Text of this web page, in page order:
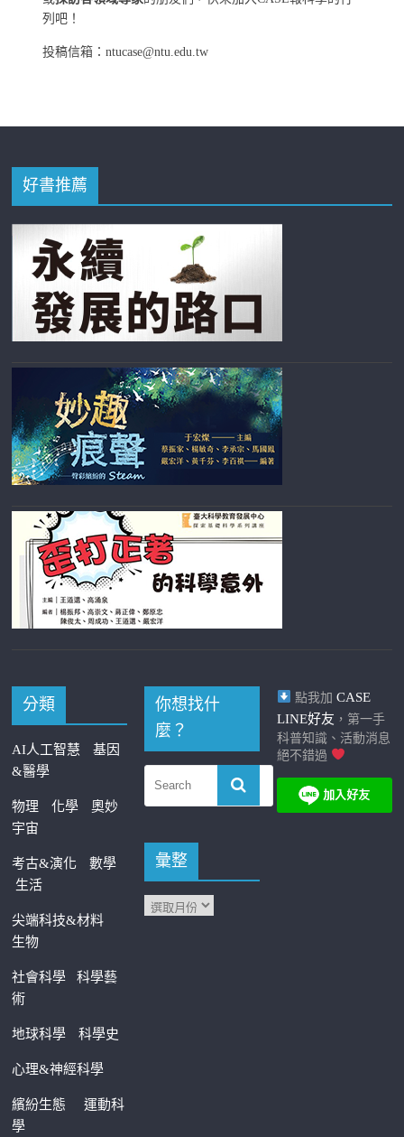
列吧！
投稿信箱：ntucase@ntu.edu.tw
好書推薦
分類
AI人工智慧
基因
&醫學
物理 化學
奧妙
宇宙
考古&演化
數學
生活
尖端科技&材料
生物
社會科學科學藝
術
地球科學 科學史
心理&神經科學
繽紛生態運動科
學
你想找什
麼？
彙整
點我加 CASE
LINE好友 ，第一手
科普知識、活動消息
絕不錯過